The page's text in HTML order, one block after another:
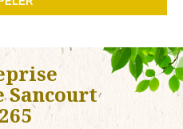
Sancourt